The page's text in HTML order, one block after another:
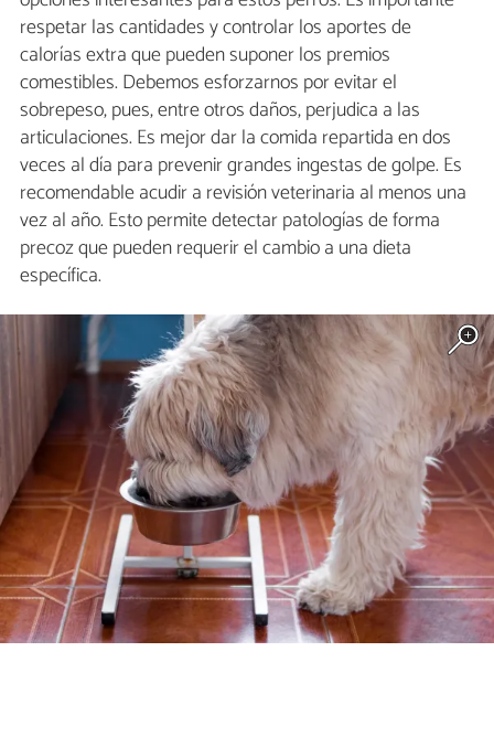
respetar las cantidades y controlar los aportes de
calorías extra que pueden suponer los premios
comestibles. Debemos esforzarnos por evitar el
sobrepeso, pues, entre otros daños, perjudica a las
articulaciones. Es mejor dar la comida repartida en dos
veces al día para prevenir grandes ingestas de golpe. Es
recomendable acudir a revisión veterinaria al menos una
vez al año. Esto permite detectar patologías de forma
precoz que pueden requerir el cambio a una dieta
específica.